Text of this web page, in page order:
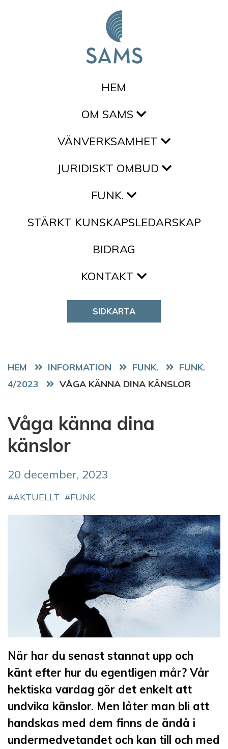
HEM
OM SAMS
VÄNVERKSAMHET
JURIDISKT OMBUD
FUNK.
STÄRKT KUNSKAPSLEDARSKAP
BIDRAG
KONTAKT
SIDKARTA
HEM FUNK.
FUNK.
4/2023
VÅGA KÄNNA DINA KÄNSLOR
Våga känna dina
känslor
20 december, 2023
AKTUELLT FUNK
När har du senast stannat upp och
känt efter hur du egentligen mår? Vår
hektiska vardag gör det enkelt att
undvika känslor. Men låter man bli att
handskas med dem finns de ändå i
undermedvetandet och kan till och med